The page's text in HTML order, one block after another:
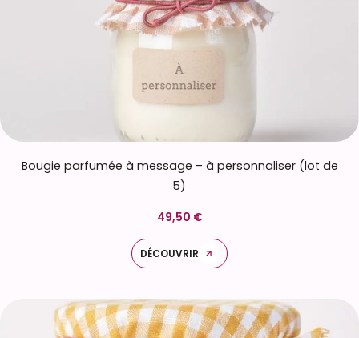
Bougie parfumée à message – à personnaliser (lot de
5)
49,50 €
DÉCOUVRIR